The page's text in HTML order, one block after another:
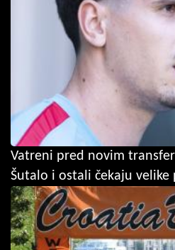
Vatreni pred novim
Šutalo i ostali čekaju velike